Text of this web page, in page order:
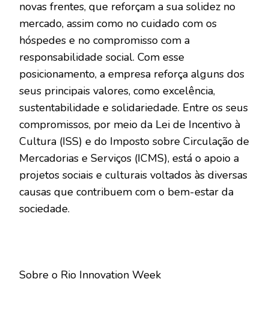
novas frentes, que reforçam a sua solidez no
mercado, assim como no cuidado com os
hóspedes e no compromisso com a
responsabilidade social. Com esse
posicionamento, a empresa reforça alguns dos
seus principais valores, como excelência,
sustentabilidade e solidariedade. Entre os seus
compromissos, por meio da Lei de Incentivo à
Cultura (ISS) e do Imposto sobre Circulação de
Mercadorias e Serviços (ICMS), está o apoio a
projetos sociais e culturais voltados às diversas
causas que contribuem com o bem-estar da
sociedade.
Sobre o Rio Innovation Week